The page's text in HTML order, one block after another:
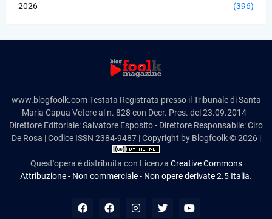
2026 (396)
www.blogfoolk.com Testata Registrata presso il Tribunale di Santa
Maria Capua Vetere al n. 828 con Decr. Pres. del 23.09.2014 -
Direttore Editoriale: Salvatore Esposito - Direttore Responsabile: Ciro
De Rosa | Codice ISSN 2384-9487 | Copyright by Blogfoolk © 2026 |
Quest'opera è distribuita con Licenza Creative Commons
Attribuzione - Non commerciale - Non opere derivate 2.5 Italia.